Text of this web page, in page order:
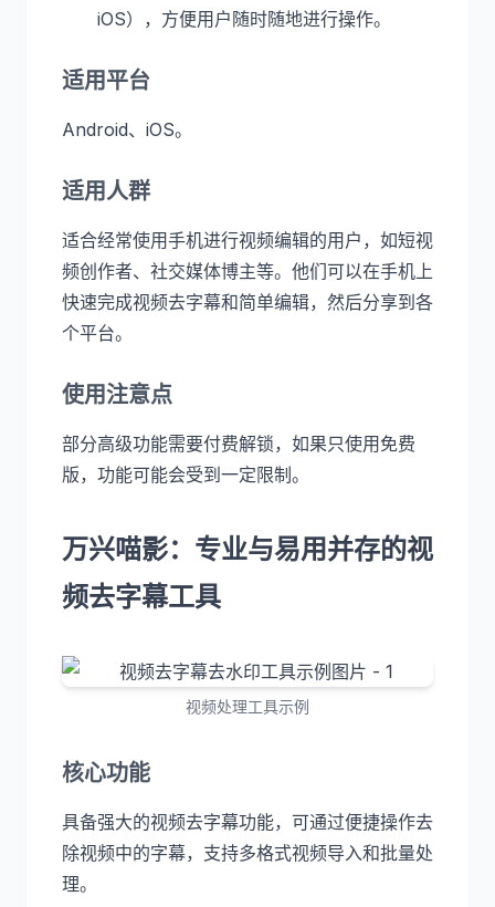
iOS），方便用户随时随地进行操作。
适用平台
Android、iOS。
适用人群
适合经常使用手机进行视频编辑的用户，如短视
频创作者、社交媒体博主等。他们可以在手机上
快速完成视频去字幕和简单编辑，然后分享到各
个平台。
使用注意点
部分高级功能需要付费解锁，如果只使用免费
版，功能可能会受到一定限制。
万兴喵影：专业与易用并存的视
频去字幕工具
视频处理工具示例
核心功能
具备强大的视频去字幕功能，可通过便捷操作去
除视频中的字幕，支持多格式视频导入和批量处
理。